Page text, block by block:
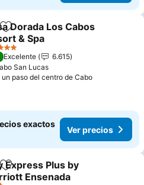
Agregar a favoritos
Dorada Los Cabos
& Spa
Excelente
6.615
San Lucas
un paso del centro de CaboVer precios
exactos
Ver precios
Agregar a favoritos
Express Plus by
Ensenada